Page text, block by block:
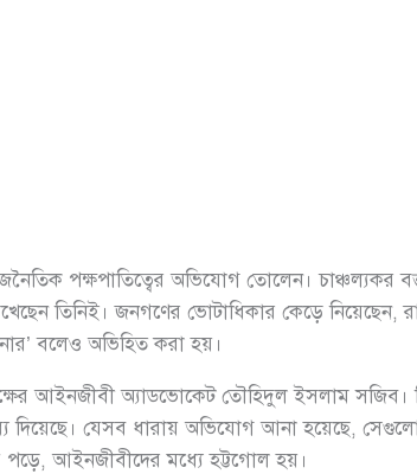
পক্ষপাতিত্বের অভিযোগ তোলেন। চাঞ্চল্যকর
তিনিই। জনগণের ভোটাধিকার কেড়ে নিয়েছেন,
বলেও অভিহিত করা হয়।
আইনজীবী অ্যাডভোকেট তৌহিদুল ইসলাম সজিব।
দিয়েছে। যেসব ধারায় অভিযোগ আনা হয়েছে,
পড়ে, আইনজীবীদের মধ্যে হট্টগোল হয়।